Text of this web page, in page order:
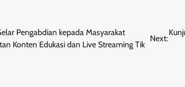
Pengabdian kepada Masyarakat
Konten Edukasi dan Live Streaming Tik
Next: